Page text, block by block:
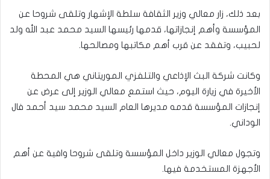
بعد ذلك، زار معالي وزير الثقافة سلطة الإشهار وتلقى شروحا عن
المؤسسة وأهم إنجازاتها، قدمها رئيسها السيد محمد عبد الله ولد
لحبيب، وتفقد عن قرب أهم مكاتبها ومصالحها.
وكانت شركة البث الإذاعي والتلفزي الموريتاني هي المحطة
الأخيرة في زيارة اليوم، حيث استمع معالي الوزير إلى عرض عن
إنجازات المؤسسة قدمه مديرها العام السيد محمد سيد أحمد فال
الوداني.
وتجول معالي الوزير داخل المؤسسة وتلقى شروحا وافية عن أهم
الأجهزة المستخدمة فيها.